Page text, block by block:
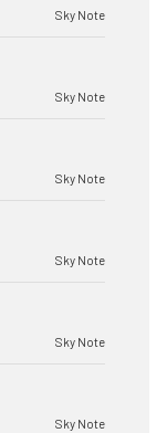
Sky Note
Sky Note
Sky Note
Sky Note
Sky Note
Sky Note